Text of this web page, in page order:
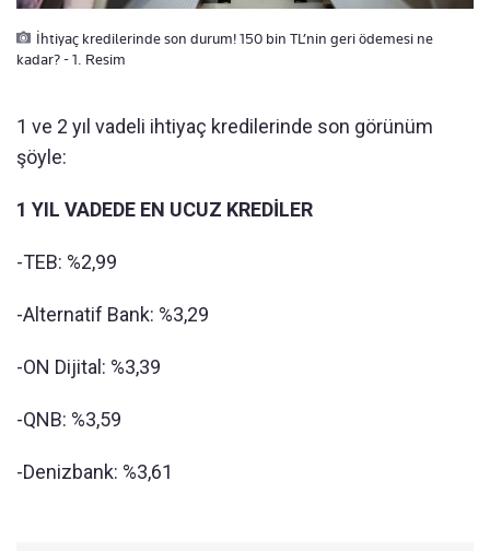
İhtiyaç kredilerinde son durum! 150 bin TL’nin geri ödemesi ne
kadar? - 1. Resim
1 ve 2 yıl vadeli ihtiyaç kredilerinde son görünüm
şöyle:
1 YIL VADEDE EN UCUZ KREDİLER
-TEB: %2,99
-Alternatif Bank: %3,29
-ON Dijital: %3,39
-QNB: %3,59
-Denizbank: %3,61